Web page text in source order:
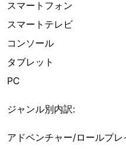
スマートフォン
スマートテレビ
コンソール
タブレット
PC
ジャンル別内訳:
アドベンチャー/ロールプレ